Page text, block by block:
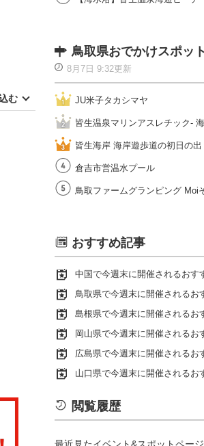
む
鳥取県おでかけスポッ
8月7日 9:32更新
JU米子タカシマヤ
皆生温泉マリンアスレチック-
皆生海岸 海岸遊歩道の初日の出
倉吉市営温水プール
鳥取ファームグランピング Moi
おすすめ記事
中国で今週末に開催されるおす
鳥取県で今週末に開催されるお
島根県で今週末に開催されるお
岡山県で今週末に開催されるお
広島県で今週末に開催されるお
山口県で今週末に開催されるお
閲覧履歴